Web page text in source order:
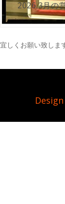
宜しくお願い致しま
2026.3月の